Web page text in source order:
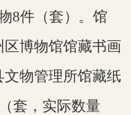
8件（套）。馆
区博物馆馆藏书画
物管理所馆藏纸
套， 实际数量